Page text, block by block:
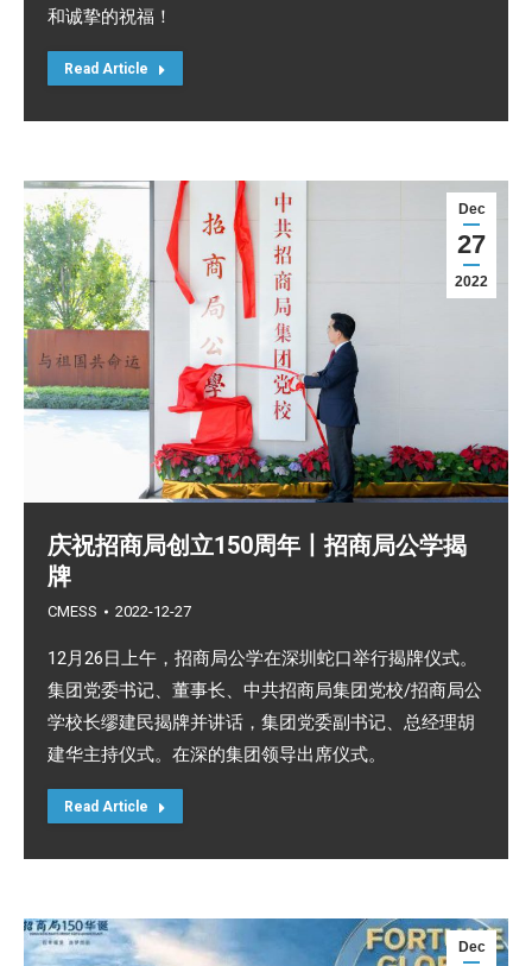
和诚挚的祝福！
Read Article
Dec
27
2022
庆祝招商局创立150周年丨招商局公学揭
牌
CMESS 2022-12-27
12月26日上午，招商局公学在深圳蛇口举行揭牌仪式。
集团党委书记、董事长、中共招商局集团党校/招商局公
学校长缪建民揭牌并讲话，集团党委副书记、总经理胡
建华主持仪式。在深的集团领导出席仪式。
Read Article
Dec